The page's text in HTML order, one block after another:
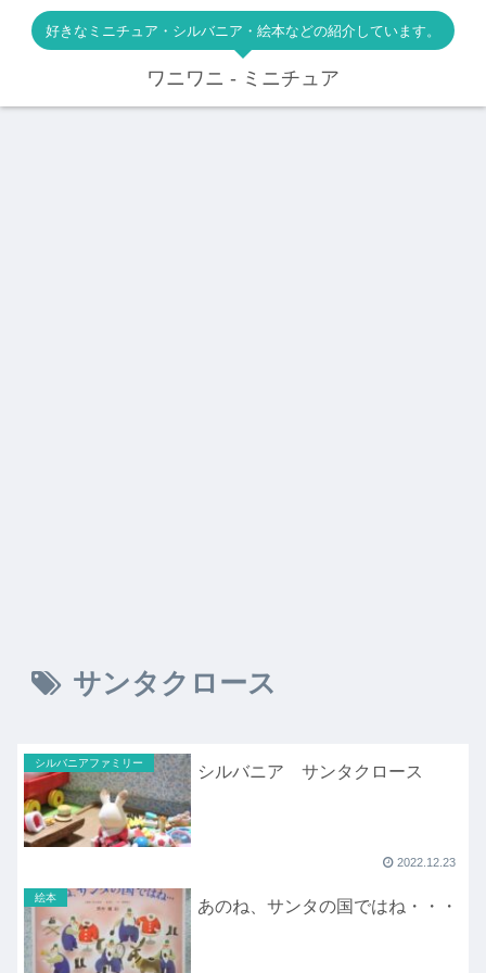
好きなミニチュア・シルバニア・絵本などの紹介しています。
ワニワニ - ミニチュア
サンタクロース
シルバニアファミリー シルバニア サンタクロース
2022.12.23
絵本 あのね、サンタの国ではね・・・